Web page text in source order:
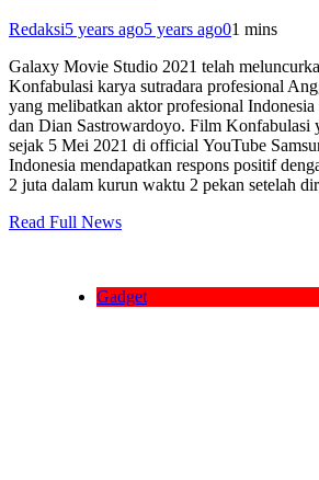
Redaksi5 years ago5 years ago01 mins
Galaxy Movie Studio 2021 telah
Konfabulasi karya sutradara profesional
yang melibatkan aktor profesional Indonesia
dan Dian Sastrowardoyo. Film Konfabulasi
sejak 5 Mei 2021 di official YouTube
Indonesia mendapatkan respons positif
2 juta dalam kurun waktu 2 pekan setelah
Read Full News
Gadget